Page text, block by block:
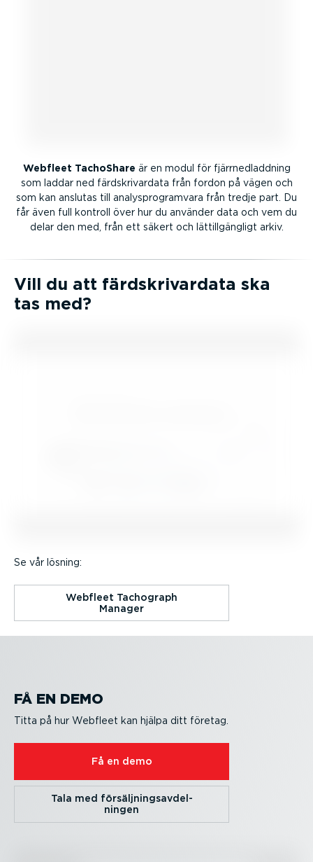
Webfleet TachoShare är en modul för fjärr­ned­laddning
som laddar ned färdskri­vardata från fordon på vägen och
som kan anslutas till analys­pro­gramvara från tredje part. Du
får även full kontroll över hur du använder data och vem du
delar den med, från ett säkert och lättill­gängligt arkiv.
Vill du att färdskri­vardata ska
tas med?
Se vår lösning:
Webfleet Tachograph
Manager
FÅ EN DEMO
Titta på hur Webfleet kan hjälpa ditt företag.
Få en demo
Tala med försälj­nings­av­del­
ningen